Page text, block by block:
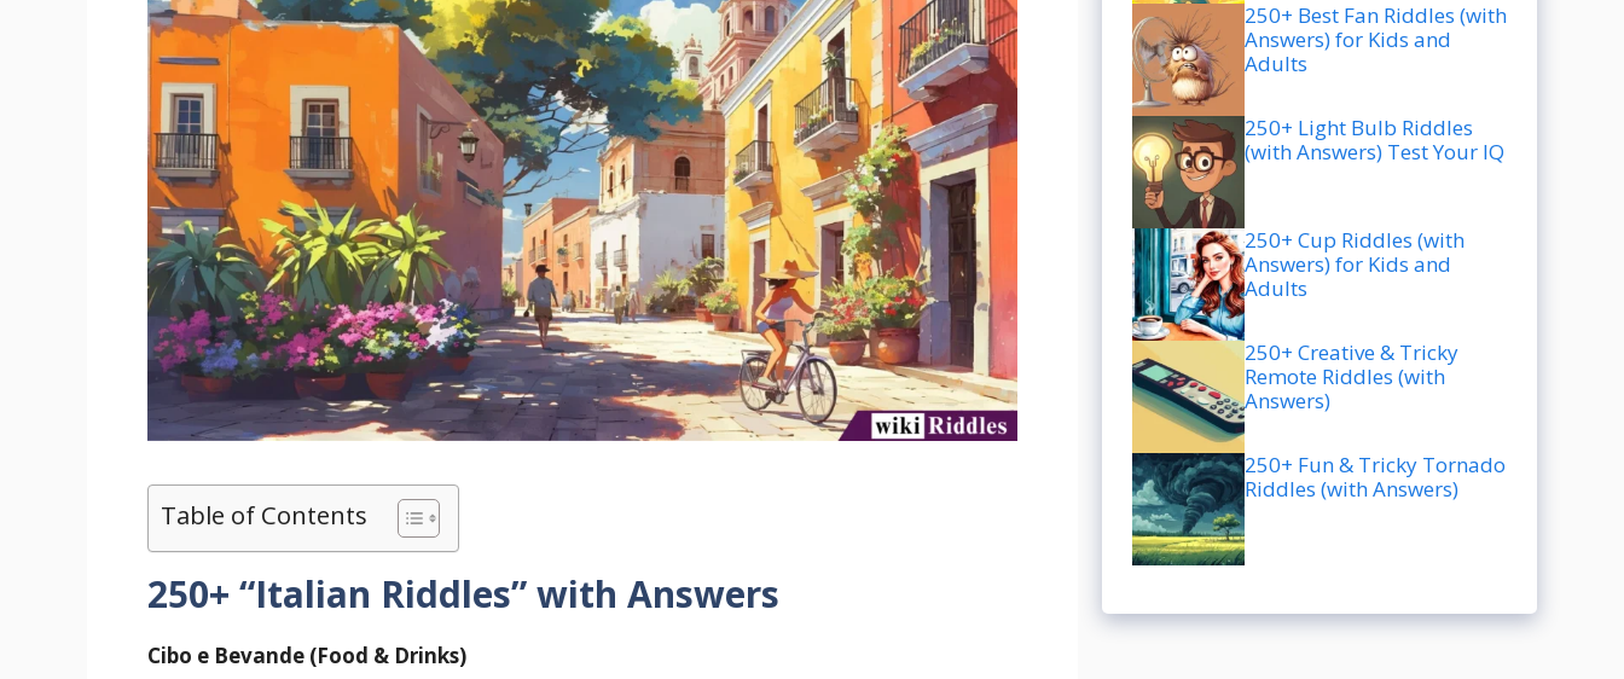
Table of Contents
250+ “Italian Riddles” with Answers
Cibo e Bevande (Food & Drinks)
250+ Best Fan Riddles (with
Answers) for Kids and
Adults
250+ Light Bulb Riddles
(with Answers) Test Your IQ
250+ Cup Riddles (with
Answers) for Kids and
Adults
250+ Creative & Tricky
Remote Riddles (with
Answers)
250+ Fun & Tricky Tornado
Riddles (with Answers)